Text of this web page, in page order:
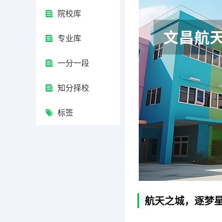
院校库
专业库
一分一段
知分择校
标签
航天之城，逐梦